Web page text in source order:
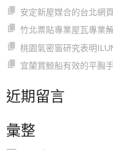
安定新屋媒合的台北網
竹北票貼專業屋瓦專業
桃園氣密窗研究表明
宜蘭賞鯨船有效的平胸
近期留言
彙整